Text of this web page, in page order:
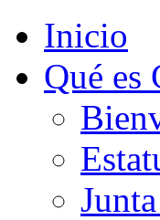
Inicio
Qué